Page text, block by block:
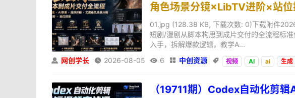
角色场景分镜×LibTV进阶×站
01.jpg (128.38 KB, 下载次数: 0)下载附件
短剧/漫剧从脚本构思到成片交付的全流程标
入手，拆解爆款逻辑，教学A...
 网创学长  2026-08-05  6  中创资源  视频 AI ai 生成
（19711期）Codex自动化剪